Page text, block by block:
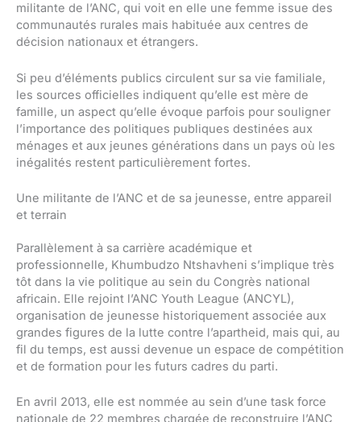
militante de l’ANC, qui voit en elle une femme issue des
communautés rurales mais habituée aux centres de
décision nationaux et étrangers.
Si peu d’éléments publics circulent sur sa vie familiale,
les sources officielles indiquent qu’elle est mère de
famille, un aspect qu’elle évoque parfois pour souligner
l’importance des politiques publiques destinées aux
ménages et aux jeunes générations dans un pays où les
inégalités restent particulièrement fortes.
Une militante de l’ANC et de sa jeunesse, entre appareil
et terrain
Parallèlement à sa carrière académique et
professionnelle, Khumbudzo Ntshavheni s’implique très
tôt dans la vie politique au sein du Congrès national
africain. Elle rejoint l’ANC Youth League (ANCYL),
organisation de jeunesse historiquement associée aux
grandes figures de la lutte contre l’apartheid, mais qui, au
fil du temps, est aussi devenue un espace de compétition
et de formation pour les futurs cadres du parti.
En avril 2013, elle est nommée au sein d’une task force
nationale de 22 membres chargée de reconstruire l’ANC